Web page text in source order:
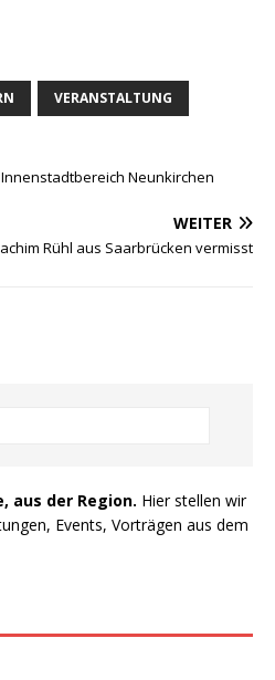
VERANSTALTUNG
Neunkirchen
WEITER
Rühl aus Saarbrücken vermisst
aus der Region. Hier stellen wir
Events, Vorträgen aus dem